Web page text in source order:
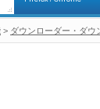
> ダウンローダー・ダウ